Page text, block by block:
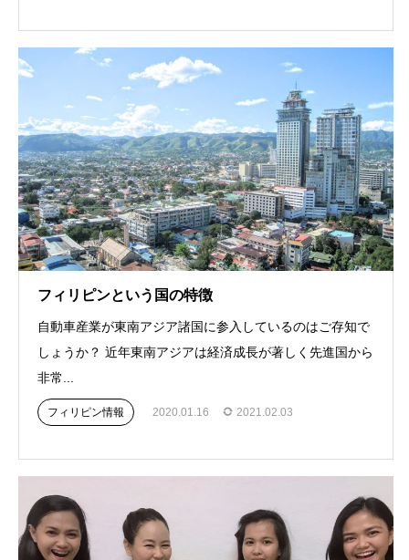
フィリピンという国の特徴
自動車産業が東南アジア諸国に参入しているのはご存知で
しょうか？ 近年東南アジアは経済成長が著しく先進国から
非常...
フィリピン情報 2020.01.16 2021.02.03